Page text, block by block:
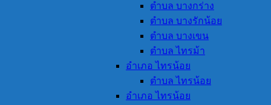
ตำบล บางกร่าง
ตำบล บางรักน้อย
ตำบล บางเขน
ตำบล ไทรม้า
อำเภอ ไทรน้อย
ตำบล ไทรน้อย
อำเภอ ไทรน้อย